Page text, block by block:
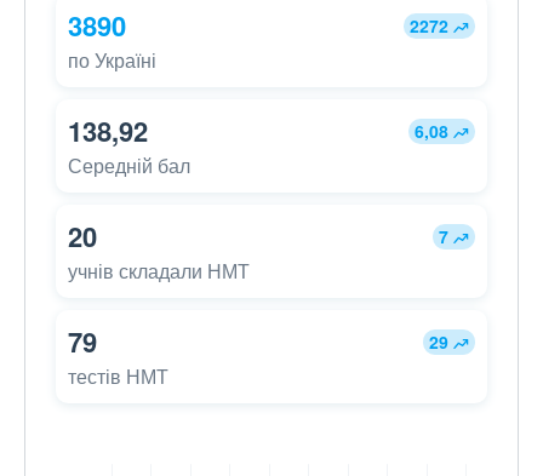
3890 2272
по Україні
138,92 6,08
Середній бал
20 7
учнів складали НМТ
79 29
тестів НМТ